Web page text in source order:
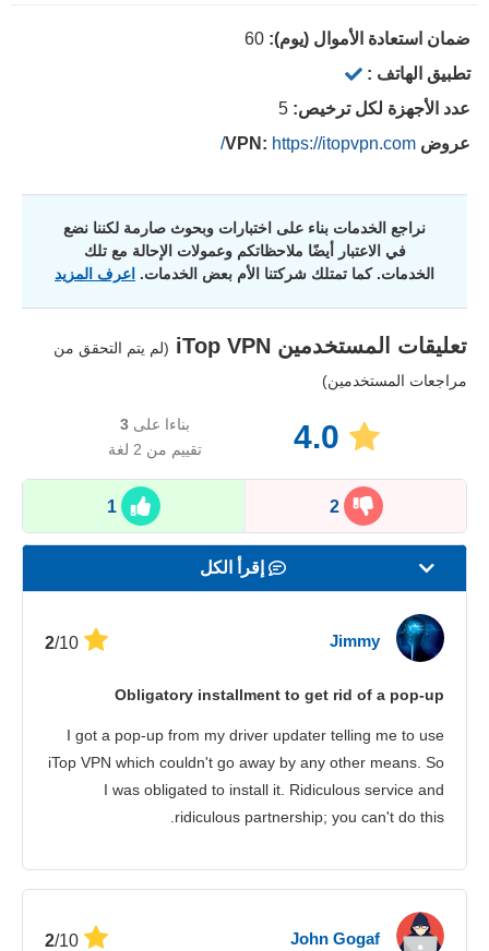
ضمان استعادة الأموال (يوم): 60
تطبيق الهاتف :
عدد الأجهزة لكل ترخيص: 5
عروض VPN: https://itopvpn.com/
نراجع الخدمات بناء على اختبارات وبحوث صارمة لكننا نضع
في الاعتبار أيضًا ملاحظاتكم وعمولات الإحالة مع تلك
الخدمات. كما تمتلك شركتنا الأم بعض الخدمات. اعرف المزيد
تعليقات المستخدمين iTop VPN (لم يتم التحقق من
مراجعات المستخدمين)
4.0 بناءا على 3
تقييم من 2 لغة
1 2
إقرأ الكل
خدمة الزبائن
Jimmy
/10
Obligatory installment to get rid of a pop-up
I got a pop-up from my driver updater telling me to use
iTop VPN which couldn't go away by any other means. So
I was obligated to install it. Ridiculous service and
ridiculous partnership; you can't do this.
John Gogaf
/10